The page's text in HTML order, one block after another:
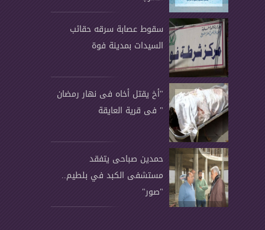
سقوط عصابة سرقه حقائب
السيدات بمدينة فوة
"أخ يقتل أخاه فى نهار رمضان
" فى قرية العايقة
حمدين صباحى يتفقد
مستشفى الكبد في بلطيم..
"صور"